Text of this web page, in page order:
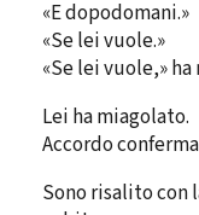
«E dopodomani.»
«Se lei vuole.»
«Se lei vuole,»
Lei ha miagolato.
Accordo
Sono risalito con